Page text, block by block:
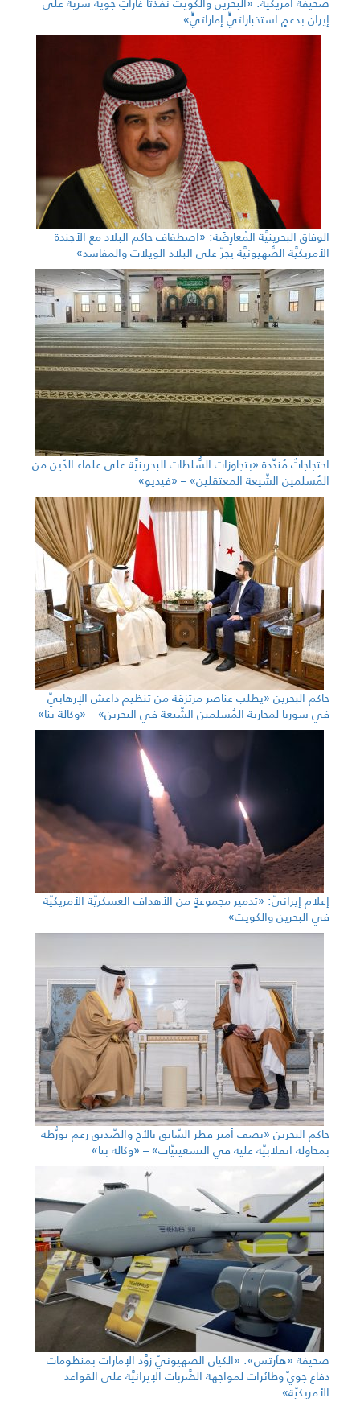
إيران بدعمٍ استخباراتيٍّ إماراتيٍّ»
الوفاق البحرينيَّة المُعارِضَة: «اصطفاف حاكم البلاد مع الأجندة
الأمريكيَّة الصُّهيونيَّة يجرّ على البلاد الويلات والمفاسد»
احتجاجاتٌ مُندِّدة «بتجاوزات السُّلطات البحرينيَّة على علماء الدّين من
المُسلمين الشّيعة المعتقلين» – «فيديو»
حاكم البحرين «يطلب عناصر مرتزقة من تنظيم داعش الإرهابيّ
في سوريا لمحاربة المُسلمين الشّيعة في البحرين» – «وكالة بنا»
إعلام إيرانيّ: «تدمير مجموعةٍ من الأهداف العسكريّة الأمريكيّة
في البحرين والكويت»
حاكم البحرين «يصف أمير قطر السَّابق بالأخ والصَّديق رغم تورُّطهِ
بمحاولة انقلابيَّة عليه في التسعينيَّات» – «وكالة بنا»
صحيفة «هآرتس»: «الكيان الصهيونيّ زوَّد الإمارات بمنظومات
دفاع جويّ وطائرات لمواجهة الضَّربات الإيرانيَّة على القواعد
الأمريكيّة»